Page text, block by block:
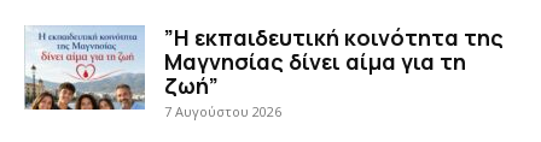
”Η εκπαιδευτική κοινότητα της
Μαγνησίας δίνει αίμα για τη
ζωή”
7 Αυγούστου 2026